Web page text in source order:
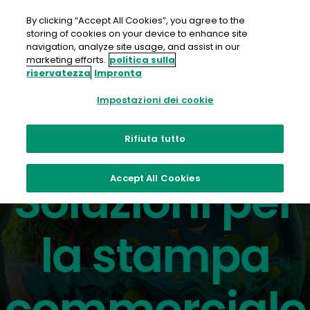
contenuto
Il meglio del getto d'inchiostro e dei
toner
Soluzioni per
la stampa
By clicking “Accept All Cookies”, you agree to the
storing of cookies on your device to enhance site
navigation, analyze site usage, and assist in our
marketing efforts. politica sulla
riservatezza Impronta
Impostazioni dei cookie
Rifiuta tutto
Accept All Cookies